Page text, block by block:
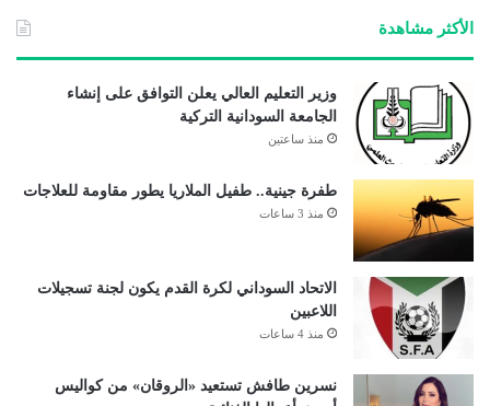
الأكثر مشاهدة
وزير التعليم العالي يعلن التوافق على إنشاء
الجامعة السودانية التركية
منذ ساعتين
طفرة جينية.. طفيل الملاريا يطور مقاومة للعلاجات
منذ 3 ساعات
الاتحاد السوداني لكرة القدم يكون لجنة تسجيلات
اللاعبين
منذ 4 ساعات
نسرين طافش تستعيد «الروقان» من كواليس